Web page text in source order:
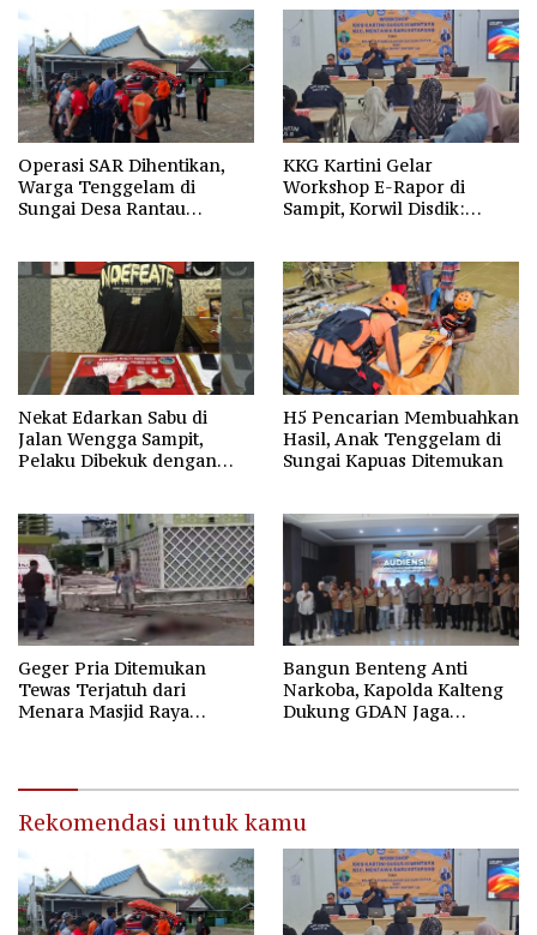
Operasi SAR Dihentikan,
Warga Tenggelam di
Sungai Desa Rantau
KKG Kartini Gelar
Workshop E-Rapor di
Sampit, Korwil Disdik:
Nekat Edarkan Sabu di
Jalan Wengga Sampit,
Pelaku Dibekuk dengan
H5 Pencarian Membuahkan
Hasil, Anak Tenggelam di
Sungai Kapuas Ditemukan
Geger Pria Ditemukan
Tewas Terjatuh dari
Menara Masjid Raya
Bangun Benteng Anti
Narkoba, Kapolda Kalteng
Dukung GDAN Jaga
Rekomendasi untuk kamu